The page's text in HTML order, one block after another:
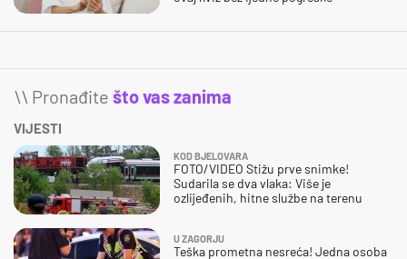
\\ Pronađite što vas zanima
VIJESTI
KOD BJELOVARA
FOTO/VIDEO Stižu prve snimke!
Sudarila se dva vlaka: Više je
ozlijeđenih, hitne službe na terenu
U ZAGORJU
Teška prometna nesreća! Jedna osoba